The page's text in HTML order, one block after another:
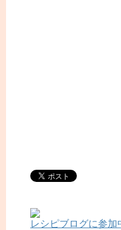
レシピブログに参加